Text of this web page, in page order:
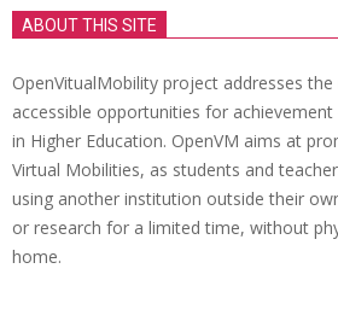
ABOUT THIS SITE
OpenVitualMobility project addresses
accessible opportunities for
in Higher Education. OpenVM aims at
Virtual Mobilities, as students and
using another institution outside their
or research for a limited time, without
home.